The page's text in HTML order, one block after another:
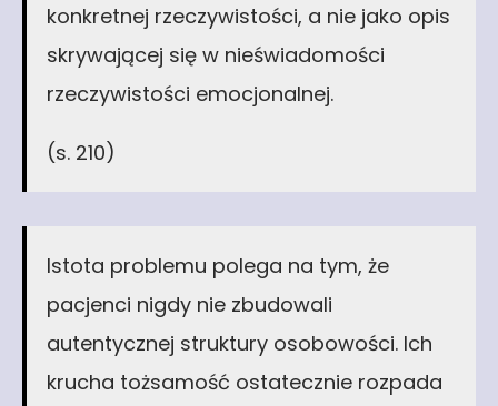
konkretnej rzeczywistości, a nie jako opis
skrywającej się w nieświadomości
rzeczywistości emocjonalnej.
(s. 210)
Istota problemu polega na tym, że
pacjenci nigdy nie zbudowali
autentycznej struktury osobowości. Ich
krucha tożsamość ostatecznie rozpada